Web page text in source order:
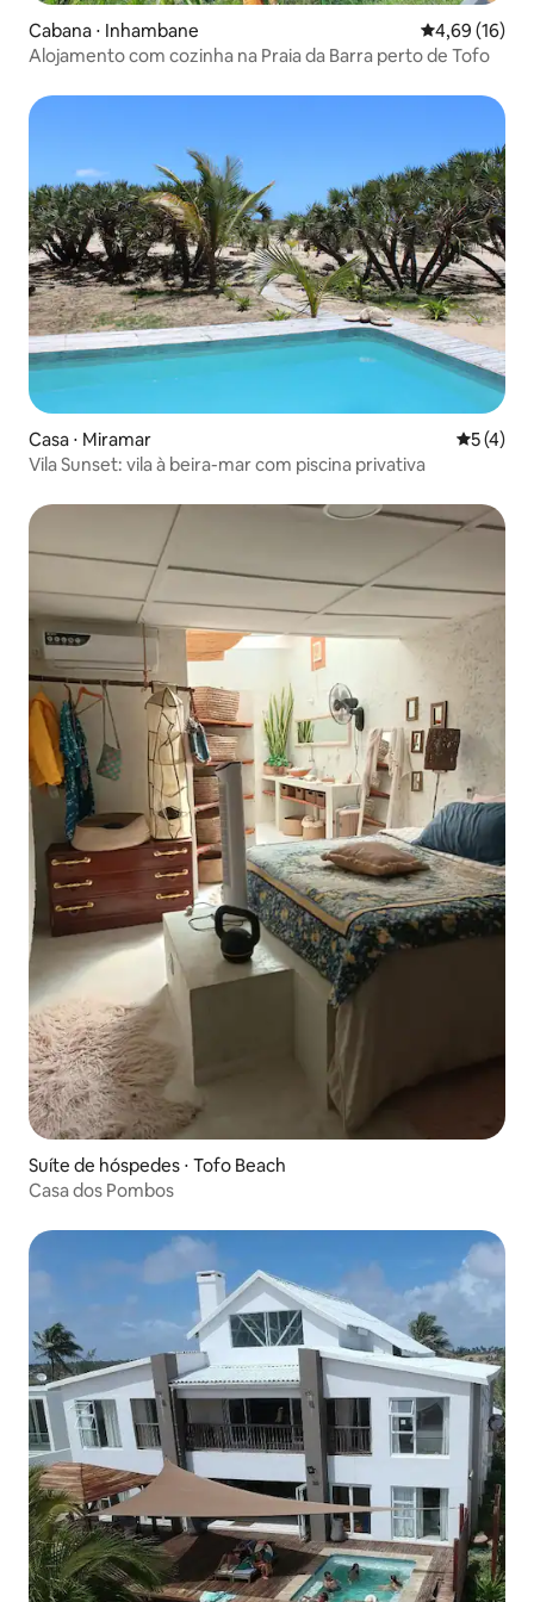
Cabana ⋅ Inhambane 4,69 de uma
4,69 (16)
Alojamento com cozinha na Praia da Barra perto de Tofo
Casa ⋅ Miramar 5 de
5 (4)
Vila Sunset: vila à beira-mar com piscina privativa
Suíte de hóspedes ⋅ Tofo Beach
Casa dos Pombos